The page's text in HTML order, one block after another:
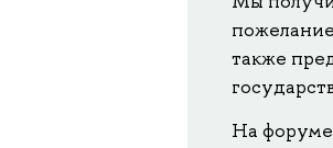
также
На